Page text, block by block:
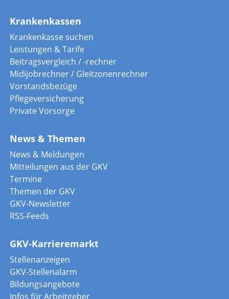
Krankenkassen
Krankenkasse suchen
Leistungen & Tarife
Beitragsvergleich / -rechner
Midijobrechner / Gleitzonenrechner
Vorstandsbezüge
Pflegeversicherung
Private Vorsorge
News & Themen
News & Meldungen
Mitteilungen aus der GKV
Termine
Themen der GKV
GKV-Newsletter
RSS-Feeds
GKV-Karrieremarkt
Stellenanzeigen
GKV-Stellenalarm
Bildungsangebote
Infos für Arbeitgeber